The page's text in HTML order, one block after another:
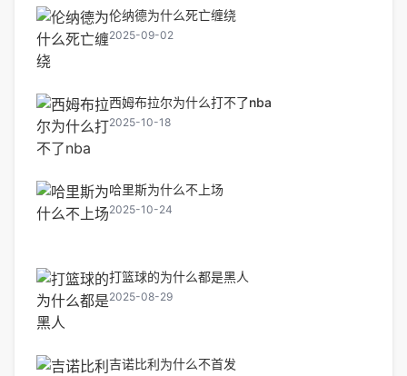
伦纳德为什么死亡缠绕
2025-09-02
西姆布拉尔为什么打不了nba
2025-10-18
哈里斯为什么不上场
2025-10-24
打篮球的为什么都是黑人
2025-08-29
吉诺比利为什么不首发